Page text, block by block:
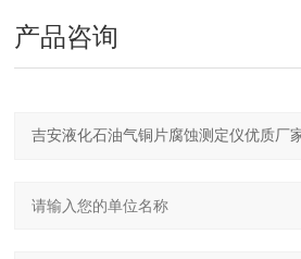
产品咨询